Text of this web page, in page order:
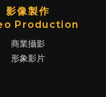
影像製作
Production
商業攝影
形象影片